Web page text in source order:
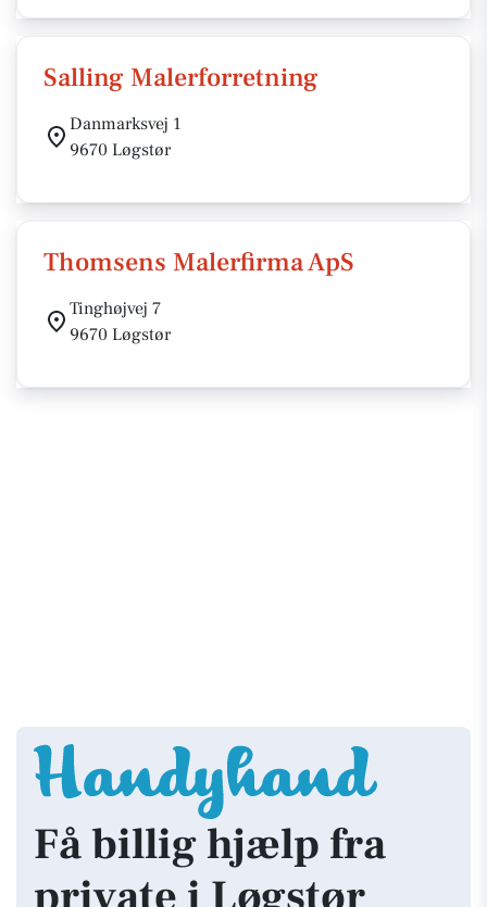
Salling Malerforretning
Danmarksvej 1
9670 Løgstør
Thomsens Malerfirma ApS
Tinghøjvej 7
9670 Løgstør
Få billig hjælp fra